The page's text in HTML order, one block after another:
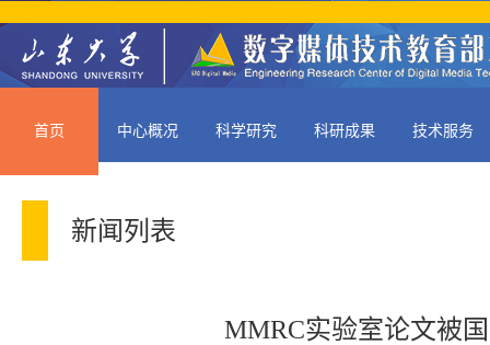
首页 中心概况 科学研究 科研成果 技术服务
新闻列表
MMRC实验室论文被